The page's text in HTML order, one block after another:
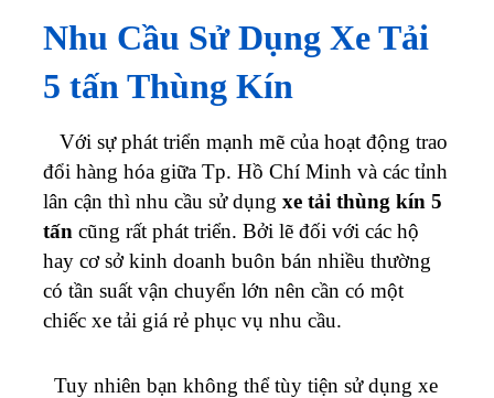
Nhu Cầu Sử Dụng Xe Tải
5 tấn Thùng Kín
Với sự phát triển mạnh mẽ của hoạt động trao
đổi hàng hóa giữa Tp. Hồ Chí Minh và các tỉnh
lân cận thì nhu cầu sử dụng xe tải thùng kín 5
tấn cũng rất phát triển. Bởi lẽ đối với các hộ
hay cơ sở kinh doanh buôn bán nhiều thường
có tần suất vận chuyển lớn nên cần có một
chiếc xe tải giá rẻ phục vụ nhu cầu.
Tuy nhiên bạn không thể tùy tiện sử dụng xe